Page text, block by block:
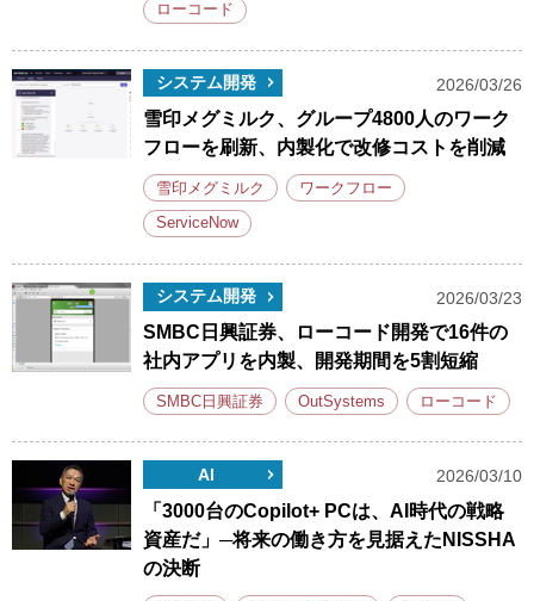
ローコード
システム開発 2026/03/26
雪印メグミルク、グループ4800人のワーク
フローを刷新、内製化で改修コストを削減
雪印メグミルク ワークフロー
ServiceNow
システム開発 2026/03/23
SMBC日興証券、ローコード開発で16件の
社内アプリを内製、開発期間を5割短縮
SMBC日興証券 OutSystems ローコード
AI 2026/03/10
「3000台のCopilot+ PCは、AI時代の戦略
資産だ」─将来の働き方を見据えたNISSHA
の決断